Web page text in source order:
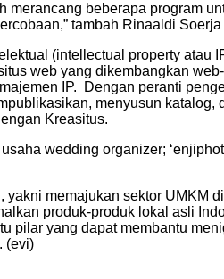
beberapa program
tambah Rinaaldi
(intellectual property
web yang dikembangkan
IP. Dengan peranti
menyusun katalog,
Kreasitus.
wedding organizer;
memajukan sektor UMKM
produk-produk lokal asli
pilar yang dapat membantu
(evi)